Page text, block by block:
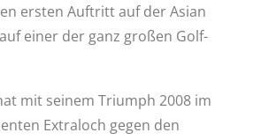
ersten Auftritt auf der Asian
einer der ganz großen Golf-
mit seinem Triumph 2008 im
Extraloch gegen den